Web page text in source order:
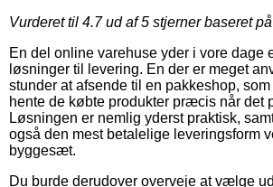
Vurderet til 4.7ud af 5 stjerner baseret på
En del online varehuse yder i vore dage
løsninger til levering. En der er meget
stunder at afsende til en pakkeshop,
hente de købte produkter præcis når det
Løsningen er nemlig yderst praktisk,
også den mest betalelige leveringsform
byggesæt.
Du burde derudover overveje at vælge